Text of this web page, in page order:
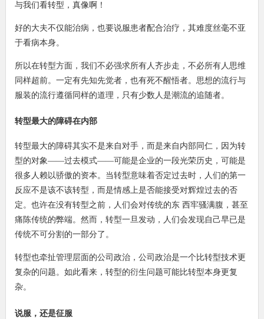
与我们看转型，真像啊！
好的大夫不仅能治病，也要说服患者配合治疗，其难度丝毫不亚
于看病本身。
所以在转型方面，我们不必强求所有人齐步走，不必所有人思维
同样超前。一定有先知先觉者，也有死不醒悟者。思想的流行与
服装的流行遵循同样的道理，只有少数人是潮流的追随者。
转型最大的障碍在内部
转型最大的障碍其实不是来自对手，而是来自内部同仁，因为转
型的对象——过去模式——可能是企业的一段光荣历史，可能是
很多人赖以骄傲的资本。当转型意味着否定过去时，人们的第一
反应不是该不该转型，而是情感上是否能接受对辉煌过去的否
定。也许在没有转型之前，人们会对传统的东 西牢骚满腹，甚至
痛陈传统的弊端。然而，转型一旦发动，人们会发现自己早已是
传统不可分割的一部分了。
转型也牵扯管理层面的公司政治，公司政治是一个比转型技术更
复杂的问题。如此看来，转型的衍生问题可能比转型本身更复
杂。
说服，还是征服